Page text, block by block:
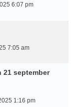
6:07 pm
7:05 am
21 september
1:16 pm